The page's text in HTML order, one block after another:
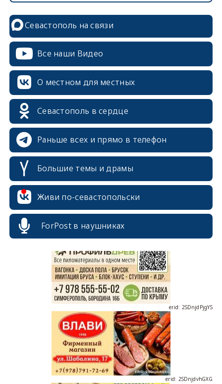
Севастополь на связи
Все наши Видео
О местном для местных
Севастополь в сердце
Раньше всех и прямо в телефон
Большие темы и драмы
Живи по-севастопольски
ForPost в наушниках
erid: 2SDnjdPjgYS
erid: 2SDnjdvhGXG